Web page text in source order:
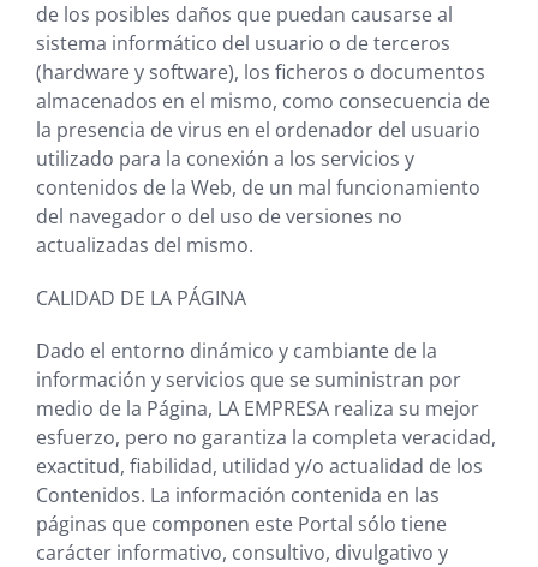
de los posibles daños que puedan causarse al
sistema informático del usuario o de terceros
(hardware y software), los ficheros o documentos
almacenados en el mismo, como consecuencia de
la presencia de virus en el ordenador del usuario
utilizado para la conexión a los servicios y
contenidos de la Web, de un mal funcionamiento
del navegador o del uso de versiones no
actualizadas del mismo.
CALIDAD DE LA PÁGINA
Dado el entorno dinámico y cambiante de la
información y servicios que se suministran por
medio de la Página, LA EMPRESArealiza su mejor
esfuerzo, pero no garantiza la completa veracidad,
exactitud, fiabilidad, utilidad y/o actualidad de los
Contenidos. La información contenida en las
páginas que componen este Portal sólo tiene
carácter informativo, consultivo, divulgativo y